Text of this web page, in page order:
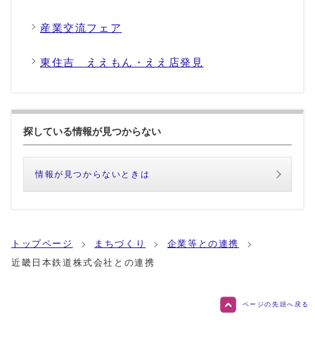
産業交流フェア
東住吉 ええもん・ええ店発見
探している情報が見つからない
情報が見つからないときは
トップページ まちづくり
企業等との連携
近畿日本鉄道株式会社との連携
ページの先頭へ戻る